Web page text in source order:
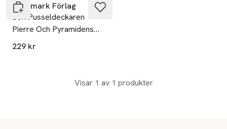
Bookmark Förlag
Bok Pusseldeckaren
Pierre Och Pyramidens
Mysterium
229 kr
Visar 1 av 1 produkter